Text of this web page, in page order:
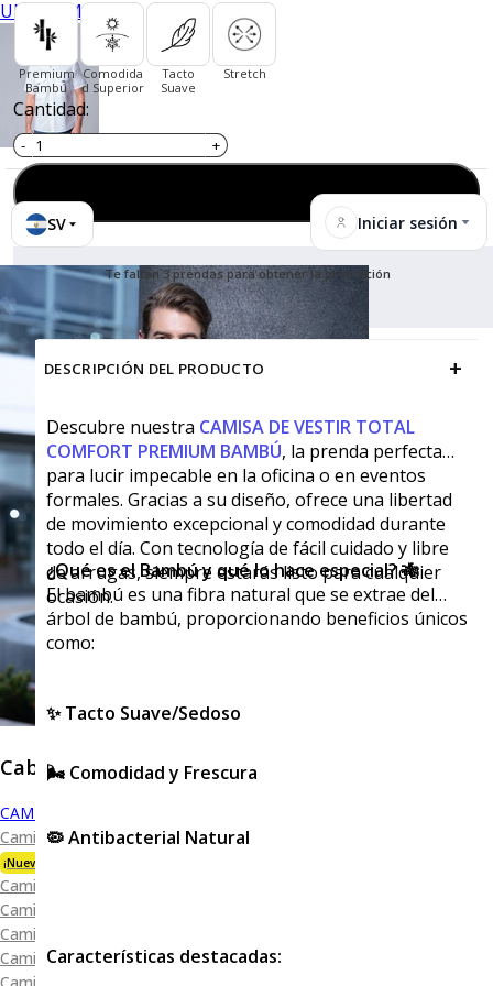
UNIFORMES
SV Iniciar sesión
Caballero
CAMISAS
Camisa Premium Bambú
¡Nueva Colección!
Camisa Blanca
Camisa Performance
Camisa Piqué
Camisa Oxford
Premium
Bambú
Comodida
d Superior
Tacto
Suave
Stretch
Cantidad:
Agregar al carrito
Te faltan 3 prendas para obtener la promoción
DESCRIPCIÓN DEL PRODUCTO +
Descubre nuestra CAMISA DE VESTIR TOTAL
COMFORT PREMIUM BAMBÚ, la prenda perfecta
para lucir impecable en la oficina o en eventos
formales. Gracias a su diseño, ofrece una libertad
de movimiento excepcional y comodidad durante
todo el día. Con tecnología de fácil cuidado y libre
de arrugas, siempre estarás listo para cualquier
ocasión.
¿Qué es el Bambú y qué lo hace especial? 🎋
El bambú es una fibra natural que se extrae del
árbol de bambú, proporcionando beneficios únicos
como:
✨ Tacto Suave/Sedoso
🌬️ Comodidad y Frescura
🦠 Antibacterial Natural
Características destacadas: